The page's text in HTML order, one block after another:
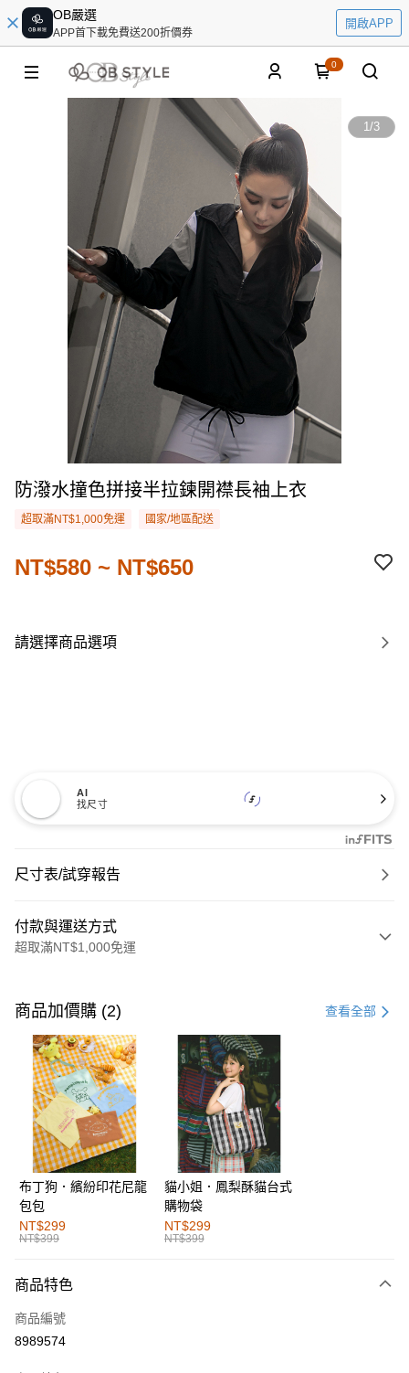
OB嚴選
APP首下載免費送200折價券
開啟APP
0
1/3
防潑水撞色拼接半拉鍊開襟長袖上衣
超取滿NT$1,000免運 國家/地區配送
NT$580 ~ NT$650
請選擇商品選項
AI
找尺寸
尺寸表/試穿報告
付款與運送方式
超取滿NT$1,000免運
信用卡一次付款
購物金
超商取貨付款
LINE Pay
街口支付
運送方式
全家取貨付款
每筆NT$60，滿NT$1,000(含以上)免運費
付款後全家取貨
萊爾富取貨付款
商品加價購 (2) 查看全部
布丁狗．繽紛印花尼龍
包包
NT$299
NT$399
貓小姐．鳳梨酥貓台式
購物袋
NT$299
NT$399
商品特色
商品編號
8989574